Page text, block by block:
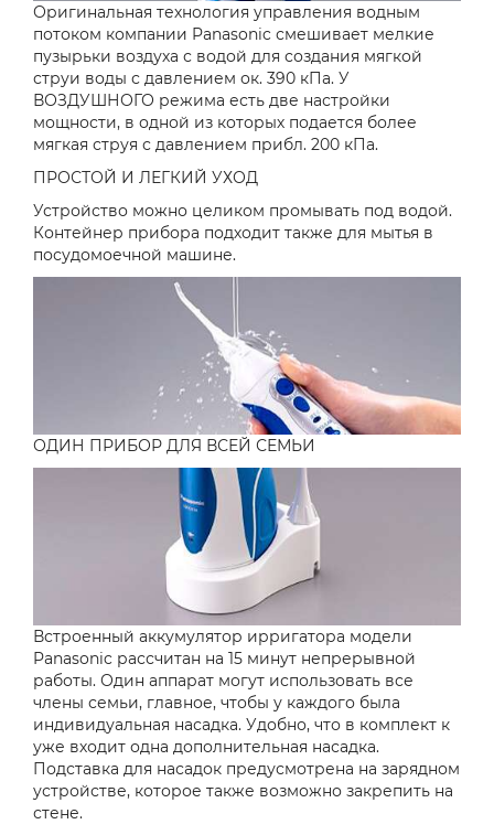
Оригинальная технология управления водным
потоком компании Panasonic смешивает мелкие
пузырьки воздуха с водой для создания мягкой
струи воды с давлением ок. 390 кПа. У
ВОЗДУШНОГО режима есть две настройки
мощности, в одной из которых подается более
мягкая струя с давлением прибл. 200 кПа.
ПРОСТОЙ И ЛЕГКИЙ УХОД
Устройство можно целиком промывать под водой.
Контейнер прибора подходит также для мытья в
посудомоечной машине.
ОДИН ПРИБОР ДЛЯ ВСЕЙ СЕМЬИ
Встроенный аккумулятор ирригатора модели
Panasonic рассчитан на 15 минут непрерывной
работы. Один аппарат могут использовать все
члены семьи, главное, чтобы у каждого была
индивидуальная насадка. Удобно, что в комплект к
уже входит одна дополнительная насадка.
Подставка для насадок предусмотрена на зарядном
устройстве, которое также возможно закрепить на
стене.